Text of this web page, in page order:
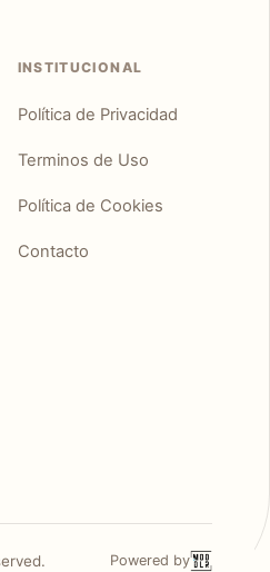
INSTITUCIONAL
Política de Privacidad
Terminos de Uso
Política de Cookies
Contacto
Powered by